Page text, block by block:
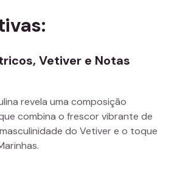
Vetiver e Notas
revela uma composição
combina o frescor vibrante de
do Vetiver e o toque